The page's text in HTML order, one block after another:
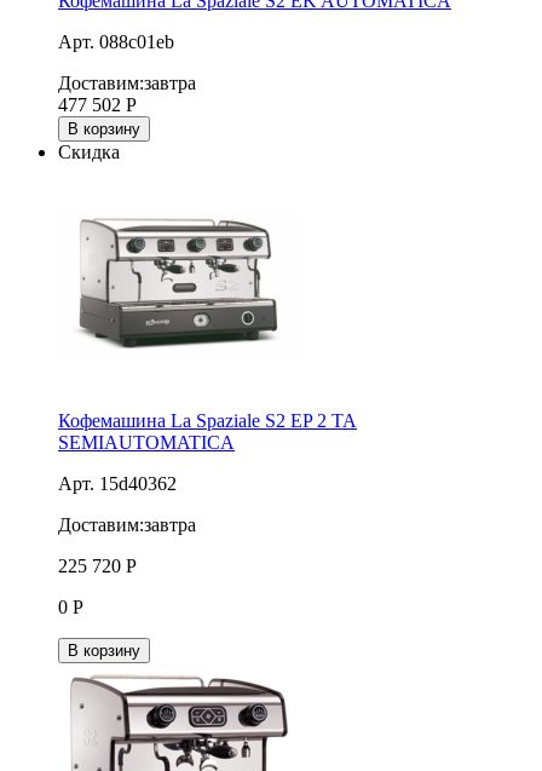
Арт. 088c01eb
Доставим:завтра
477 502 Р
В корзину
Скидка
Кофемашина La Spaziale S2 ЕP 2 TA
SEMIAUTOMATICA
Арт. 15d40362
Доставим:завтра
225 720 Р
0 Р
В корзину